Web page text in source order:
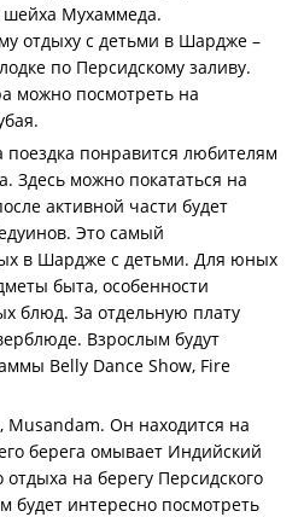
Мухаммеда.
отдыху с детьми в Шардже –
по Персидскому заливу.
можно посмотреть на
понравится любителям
Здесь можно покататься на
активной части будет
Это самый
в Шардже с детьми. Для юных
быта, особенности
блюд. За отдельную плату
Взрослым будут
Belly Dance Show, Fire
Он находится на
берега омывает Индийский
на берегу Персидского
будет интересно посмотреть